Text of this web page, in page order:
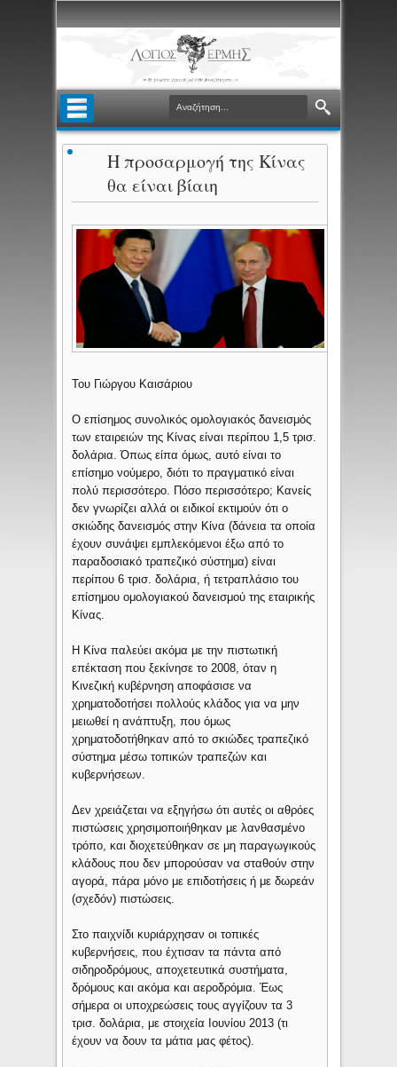
Η προσαρμογή της Κίνας
θα είναι βίαιη
Του Γιώργου Καισάριου
Ο επίσημος συνολικός ομολογιακός δανεισμός
των εταιρειών της Κίνας είναι περίπου 1,5 τρισ.
δολάρια. Όπως είπα όμως, αυτό είναι το
επίσημο νούμερο, διότι το πραγματικό είναι
πολύ περισσότερο. Πόσο περισσότερο; Κανείς
δεν γνωρίζει αλλά οι ειδικοί εκτιμούν ότι o
σκιώδης δανεισμός στην Κίνα (δάνεια τα οποία
έχουν συνάψει εμπλεκόμενοι έξω από το
παραδοσιακό τραπεζικό σύστημα) είναι
περίπου 6 τρισ. δολάρια, ή τετραπλάσιο του
επίσημου ομολογιακού δανεισμού της εταιρικής
Κίνας.
Η Κίνα παλεύει ακόμα με την πιστωτική
επέκταση που ξεκίνησε το 2008, όταν η
Κινεζική κυβέρνηση αποφάσισε να
χρηματοδοτήσει πολλούς κλάδος για να μην
μειωθεί η ανάπτυξη, που όμως
χρηματοδοτήθηκαν από το σκιώδες τραπεζικό
σύστημα μέσω τοπικών τραπεζών και
κυβερνήσεων.
Δεν χρειάζεται να εξηγήσω ότι αυτές οι αθρόες
πιστώσεις χρησιμοποιήθηκαν με λανθασμένο
τρόπο, και διοχετεύθηκαν σε μη παραγωγικούς
κλάδους που δεν μπορούσαν να σταθούν στην
αγορά, πάρα μόνο με επιδοτήσεις ή με δωρεάν
(σχεδόν) πιστώσεις.
Στο παιχνίδι κυριάρχησαν οι τοπικές
κυβερνήσεις, που έχτισαν τα πάντα από
σιδηροδρόμους, αποχετευτικά συστήματα,
δρόμους και ακόμα και αεροδρόμια. Έως
σήμερα οι υποχρεώσεις τους αγγίζουν τα 3
τρισ. δολάρια, με στοιχεία Ιουνίου 2013 (τι
έχουν να δουν τα μάτια μας φέτος).